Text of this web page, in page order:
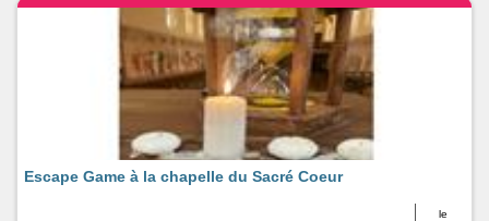
le
Escape Game à la chapelle du Sacré Coeur